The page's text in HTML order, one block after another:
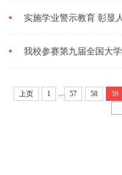
实施学业警示教育 彰显
我校参赛第九届全国大
上页 1 ... 57 58 59